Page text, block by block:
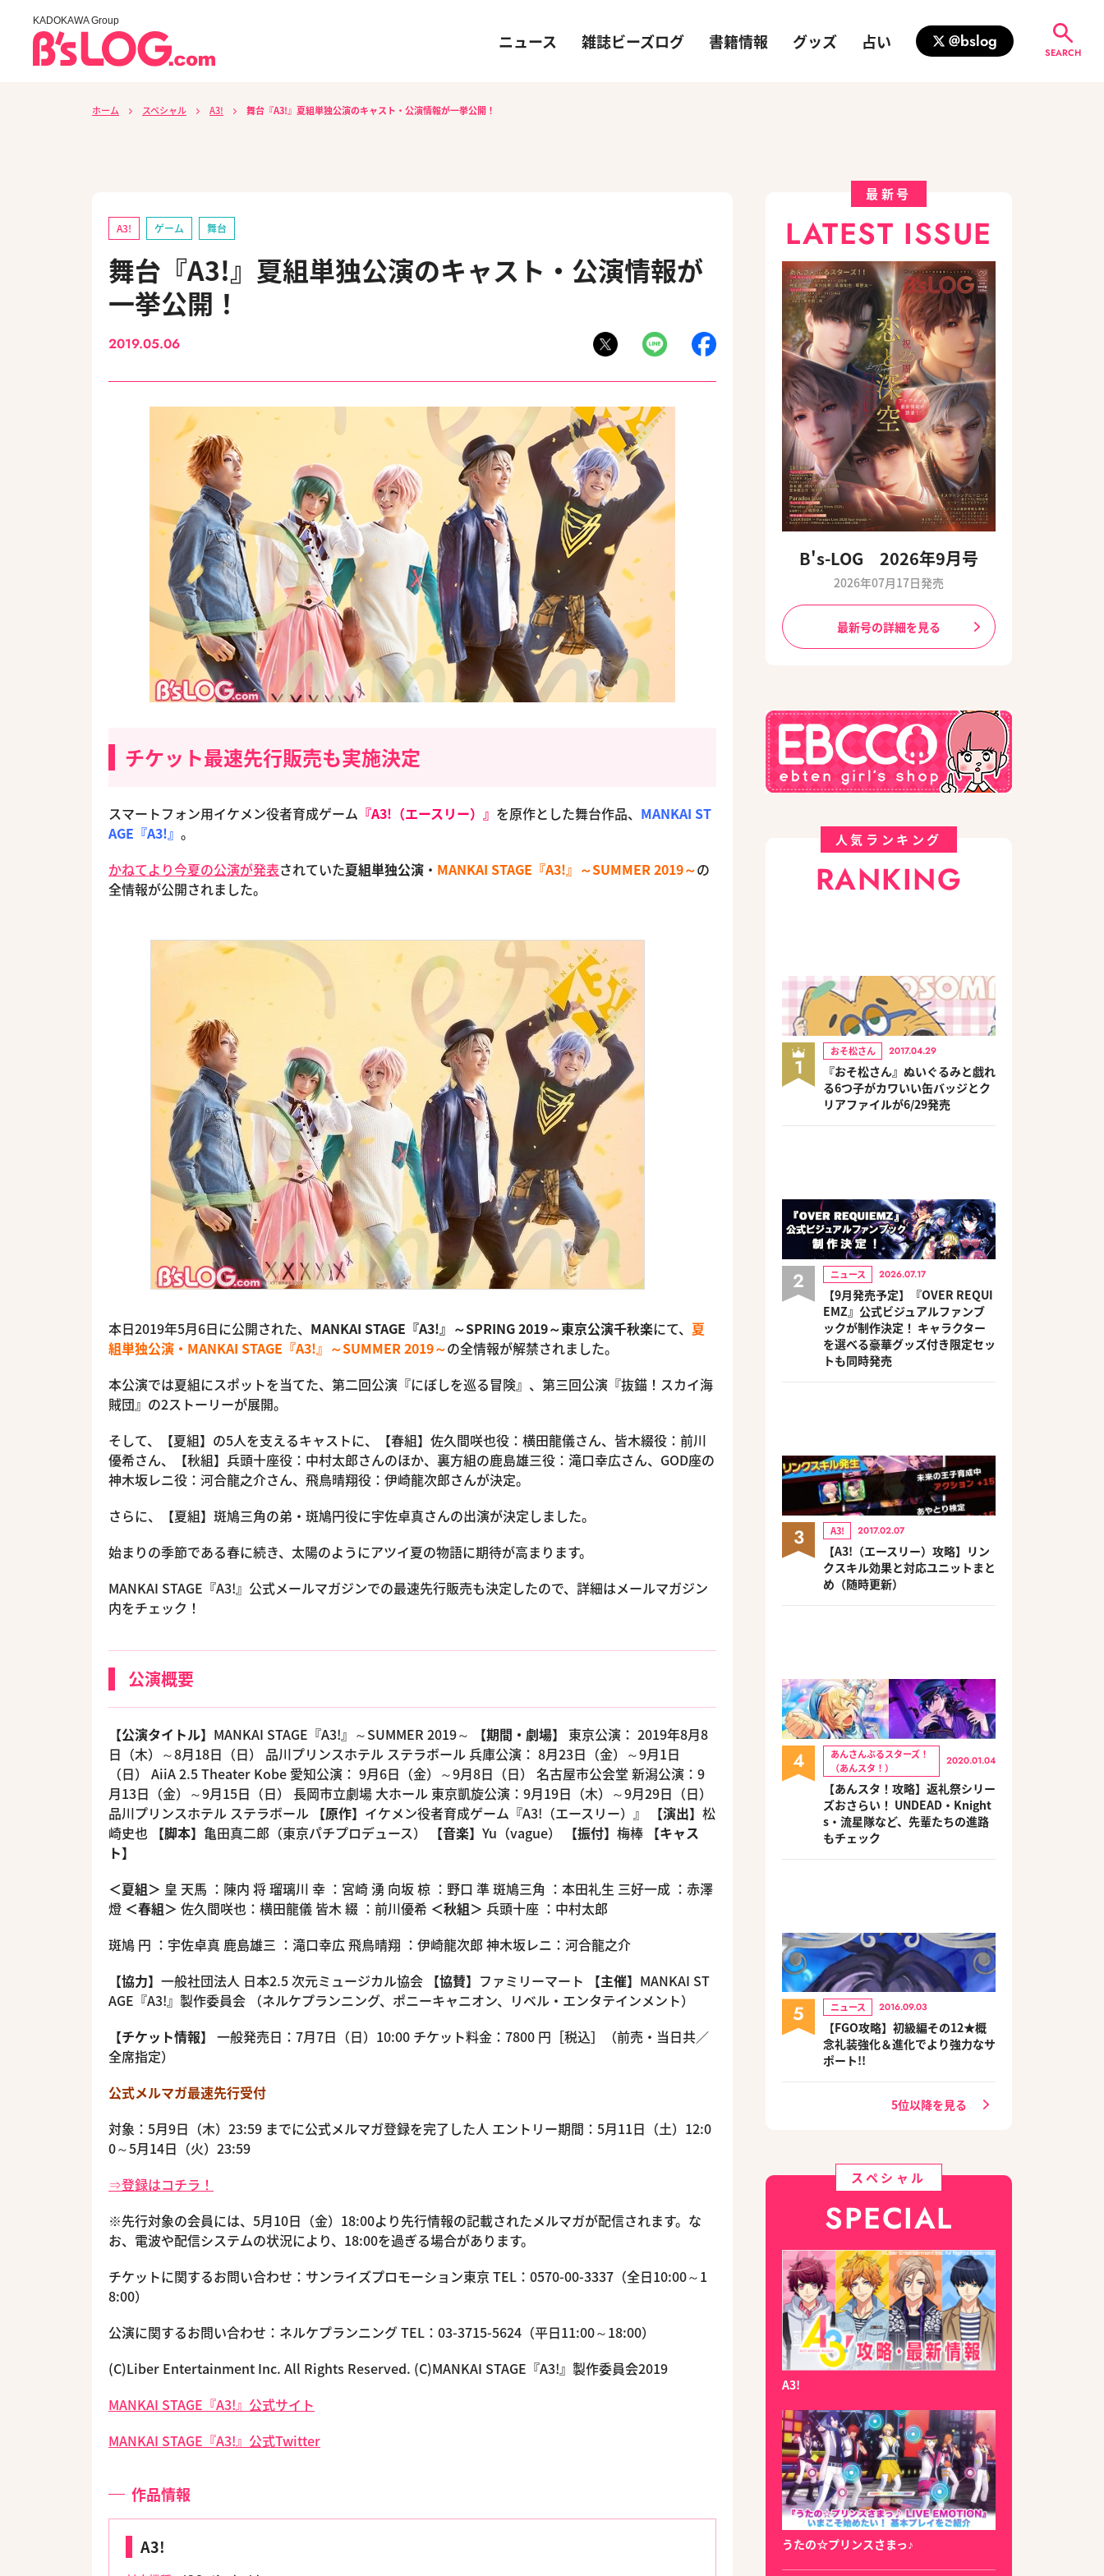
KADOKAWA Group
ニュース 雑誌ビーズログ 書籍情報 グッズ 占い @bslog
SEARCH
ホーム スペシャル A3! 舞台『A3!』夏組単独公演のキャスト・公演情報が一挙公開！
A3! ゲーム 舞台
舞台『A3!』夏組単独公演のキャスト・公演情報が
一挙公開！
2019.05.06
チケット最速先行販売も実施決定
スマートフォン用イケメン役者育成ゲーム 『A3!（エースリー）』 を原作とした舞台作品、 MANKAI ST
AGE『A3!』 。
かねてより今夏の公演が発表されていた夏組単独公演 ・ MANKAI STAGE『A3!』～SUMMER 2019～の
全情報が公開されました。
本日2019年5月6日に公開された、 MANKAI STAGE『A3!』～SPRING 2019～東京公演千秋楽にて、 夏
組単独公演・MANKAI STAGE『A3!』～SUMMER 2019～の全情報が解禁されました。
本公演では夏組にスポットを当てた、第二回公演『にぼしを巡る冒険』、第三回公演『抜錨！スカイ海
賊団』の2ストーリーが展開。
そして、【夏組】の5人を支えるキャストに、【春組】佐久間咲也役：横田龍儀さん、皆木綴役：前川
優希さん、【秋組】兵頭十座役：中村太郎さんのほか、裏方組の鹿島雄三役：滝口幸広さん、GOD座の
神木坂レニ役：河合龍之介さん、飛鳥晴翔役：伊崎龍次郎さんが決定。
さらに、【夏組】斑鳩三角の弟・斑鳩円役に宇佐卓真さんの出演が決定しました。
始まりの季節である春に続き、太陽のようにアツイ夏の物語に期待が高まります。
MANKAI STAGE『A3!』公式メールマガジンでの最速先行販売も決定したので、詳細はメールマガジン
内をチェック！
公演概要
【公演タイトル】 MANKAI STAGE『A3!』～SUMMER 2019～ 【期間・劇場】
東京公演： 2019年8月8
日（木）～8月18日（日） 品川プリンスホテル ステラボール 兵庫公演： 8月23日（金）～9月1日
（日） AiiA 2.5 Theater Kobe 愛知公演： 9月6日（金）～9月8日（日） 名古屋市公会堂 新潟公演：9
月13日（金）～9月15日（日） 長岡市立劇場 大ホール 東京凱旋公演：9月19日（木）～9月29日（日）
品川プリンスホテル ステラボール 【原作】 イケメン役者育成ゲーム『A3!（エースリー）』 【演出】 松
崎史也
【脚本】 亀田真二郎（東京パチプロデュース） 【音楽】 Yu（vague） 【振付】 梅棒 【キャス
ト】
＜夏組＞ 皇 天馬 ：陳内 将 瑠璃川 幸 ：宮崎 湧 向坂 椋 ：野口 準 斑鳩三角 ：本田礼生 三好一成 ：赤澤
燈 ＜春組＞ 佐久間咲也：横田龍儀 皆木 綴 ：前川優希 ＜秋組＞ 兵頭十座 ：中村太郎
斑鳩 円 ：宇佐卓真 鹿島雄三 ：滝口幸広 飛鳥晴翔 ：伊崎龍次郎 神木坂レニ：河合龍之介
【協力】 一般社団法人 日本2.5 次元ミュージカル協会 【協賛】 ファミリーマート 【主催】 MANKAI ST
AGE『A3!』製作委員会 （ネルケプランニング、ポニーキャニオン、リベル・エンタテインメント）
【チケット情報】 一般発売日：7月7日（日）10:00 チケット料金：7800 円［税込］（前売・当日共／
全席指定）
公式メルマガ最速先行受付
対象：5月9日（木）23:59 までに公式メルマガ登録を完了した人 エントリー期間：5月11日（土）12:0
0～5月14日（火）23:59
⇒登録はコチラ！
※先行対象の会員には、5月10日（金）18:00より先行情報の記載されたメルマガが配信されます。な
お、電波や配信システムの状況により、18:00を過ぎる場合があります。
チケットに関するお問い合わせ：サンライズプロモーション東京 TEL：0570-00-3337（全日10:00～1
8:00）
公演に関するお問い合わせ：ネルケプランニング TEL：03-3715-5624（平日11:00～18:00）
(C)Liber Entertainment Inc. All Rights Reserved. (C)MANKAI STAGE『A3!』製作委員会2019
MANKAI STAGE『A3!』公式サイト
MANKAI STAGE『A3!』公式Twitter
作品情報
A3!
最新号
LATEST ISSUE
B's-LOG 2026年9月号
2026年07月17日発売
最新号の詳細を見る
人気ランキング
RANKING
1
おそ松さん 2017.04.29
『おそ松さん』ぬいぐるみと戯れ
る6つ子がカワいい缶バッジとク
リアファイルが6/29発売
2 ニュース 2026.07.17
【9月発売予定】『OVER REQUI
EMZ』公式ビジュアルファンブ
ックが制作決定！ キャラクター
を選べる豪華グッズ付き限定セッ
トも同時発売
3 A3! 2017.02.07
【A3!（エースリー）攻略】リン
クスキル効果と対応ユニットまと
め（随時更新）
4
あんさんぶるスターズ！
（あんスタ！）
2020.01.04
【あんスタ！攻略】返礼祭シリー
ズおさらい！ UNDEAD・Knight
s・流星隊など、先輩たちの進路
もチェック
5 ニュース 2016.09.03
【FGO攻略】初級編その12★概
念礼装強化＆進化でより強力なサ
ポート!!
5位以降を見る
スペシャル
SPECIAL
A3!
うたの☆プリンスさまっ♪